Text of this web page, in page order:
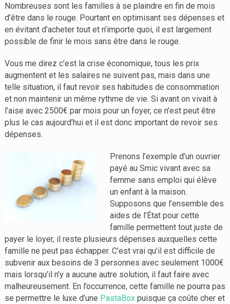
Nombreuses sont les familles à se plaindre en fin de mois
d’être dans le rouge. Pourtant en optimisant ses dépenses et
en évitant d’acheter tout et n’importe quoi, il est largement
possible de finir le mois sans être dans le rouge.
Vous me direz c’est la crise économique, tous les prix
augmentent et les salaires ne suivent pas, mais dans une
telle situation, il faut revoir ses habitudes de consommation
et non maintenir un même rythme de vie. Si avant on vivait à
l’aise avec 2500€ par mois pour un foyer, ce n’est peut être
plus le cas aujourd’hui et il est donc important de revoir ses
dépenses.
Prenons l’exemple d’un ouvrier
payé au Smic vivant avec sa
femme sans emploi qui élève
un enfant à la maison.
Supposons que l’ensemble des
aides de l’État pour cette
famille permettent tout juste de
payer le loyer, il reste plusieurs dépenses auxquelles cette
famille ne peut pas échapper. C’est vrai qu’il est difficile de
subvenir aux besoins de 3 personnes avec seulement 1000€
mais lorsqu’il n’y a aucune autre solution, il faut faire avec
malheureusement. En l’occurrence, cette famille ne pourra pas
se permettre le luxe d’une PastaBoxpuisque ça coûte cher et